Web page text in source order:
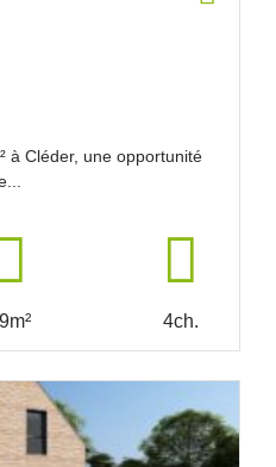
à Cléder, une opportunité
4ch.